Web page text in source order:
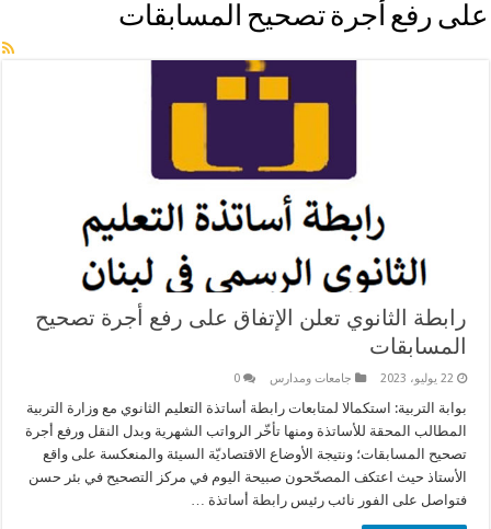
على رفع أجرة تصحيح المسابقات
رابطة الثانوي تعلن الإتفاق على رفع أجرة تصحيح
المسابقات
22 يوليو، 2023 جامعات ومدارس 0
بوابة التربية: استكمالا لمتابعات رابطة أساتذة التعليم الثانوي مع وزارة التربية
المطالب المحقة للأساتذة ومنها تأخّر الرواتب الشهرية وبدل النقل ورفع أجرة
تصحيح المسابقات؛ ونتيجة الأوضاع الاقتصاديّة السيئة والمنعكسة على واقع
الأستاذ حيث اعتكف المصحّحون صبيحة اليوم في مركز التصحيح في بئر حسن
فتواصل على الفور نائب رئيس رابطة أساتذة …